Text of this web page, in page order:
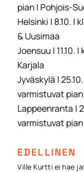
pian | Pohjois-
Helsinki | 8.10. |
& Uusimaa
Joensuu | 11.10.
Karjala
Jyväskylä |
varmistuvat
Lappeenranta |
varmistuvat
EDELLINEN